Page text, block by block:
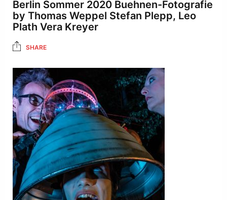
Berlin Sommer 2020 Buehnen-Fotografie
by Thomas Weppel Stefan Plepp, Leo
Plath Vera Kreyer
SHARE